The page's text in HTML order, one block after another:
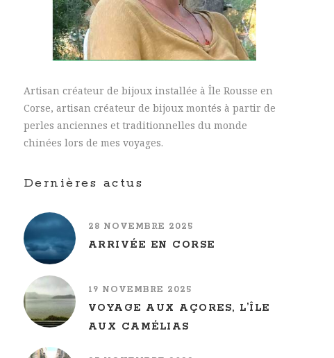
Artisan créateur de bijoux installée à Île Rousse en
Corse, artisan créateur de bijoux montés à partir de
perles anciennes et traditionnelles du monde
chinées lors de mes voyages.
Dernières actus
28 NOVEMBRE 2025
ARRIVÉE EN CORSE
19 NOVEMBRE 2025
VOYAGE AUX AÇORES, L’ÎLE
AUX CAMÉLIAS